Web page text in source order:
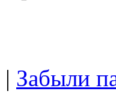
| Забыли